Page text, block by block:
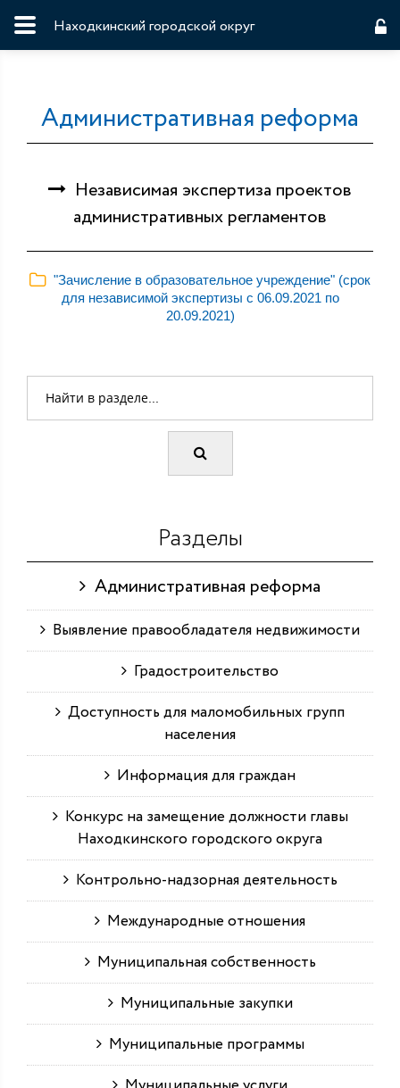
Находкинский городской округ
Административная реформа
Независимая экспертиза проектов
административных регламентов
"Зачисление в образовательное учреждение" (срок
для независимой экспертизы с 06.09.2021 по
20.09.2021)
Разделы
Административная реформа
Выявление правообладателя недвижимости
Градостроительство
Доступность для маломобильных групп
населения
Информация для граждан
Конкурс на замещение должности главы
Находкинского городского округа
Контрольно-надзорная деятельность
Международные отношения
Муниципальная собственность
Муниципальные закупки
Муниципальные программы